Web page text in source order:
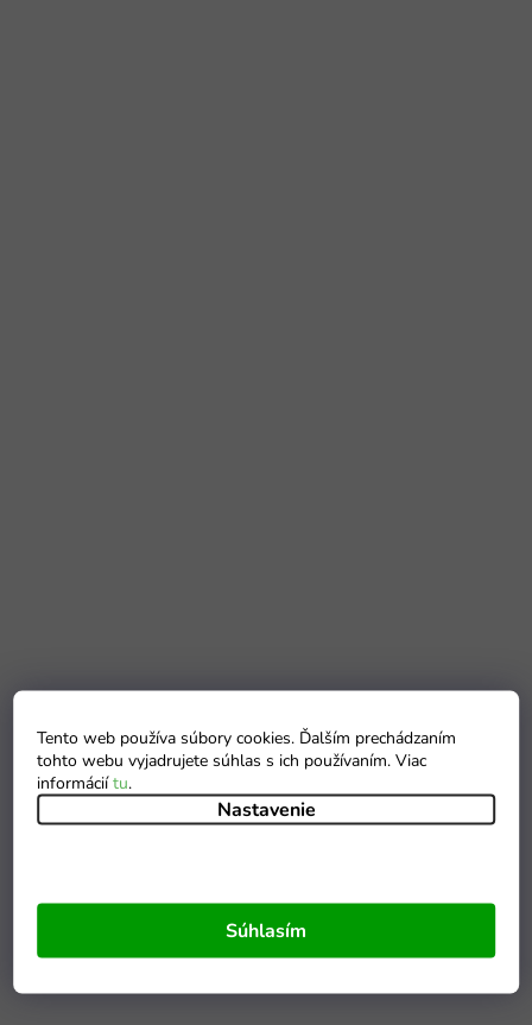
Tento web používa súbory cookies. Ďalším prechádzaním
tohto webu vyjadrujete súhlas s ich používaním. Viac
informáciítu.
Nastavenie
Súhlasím